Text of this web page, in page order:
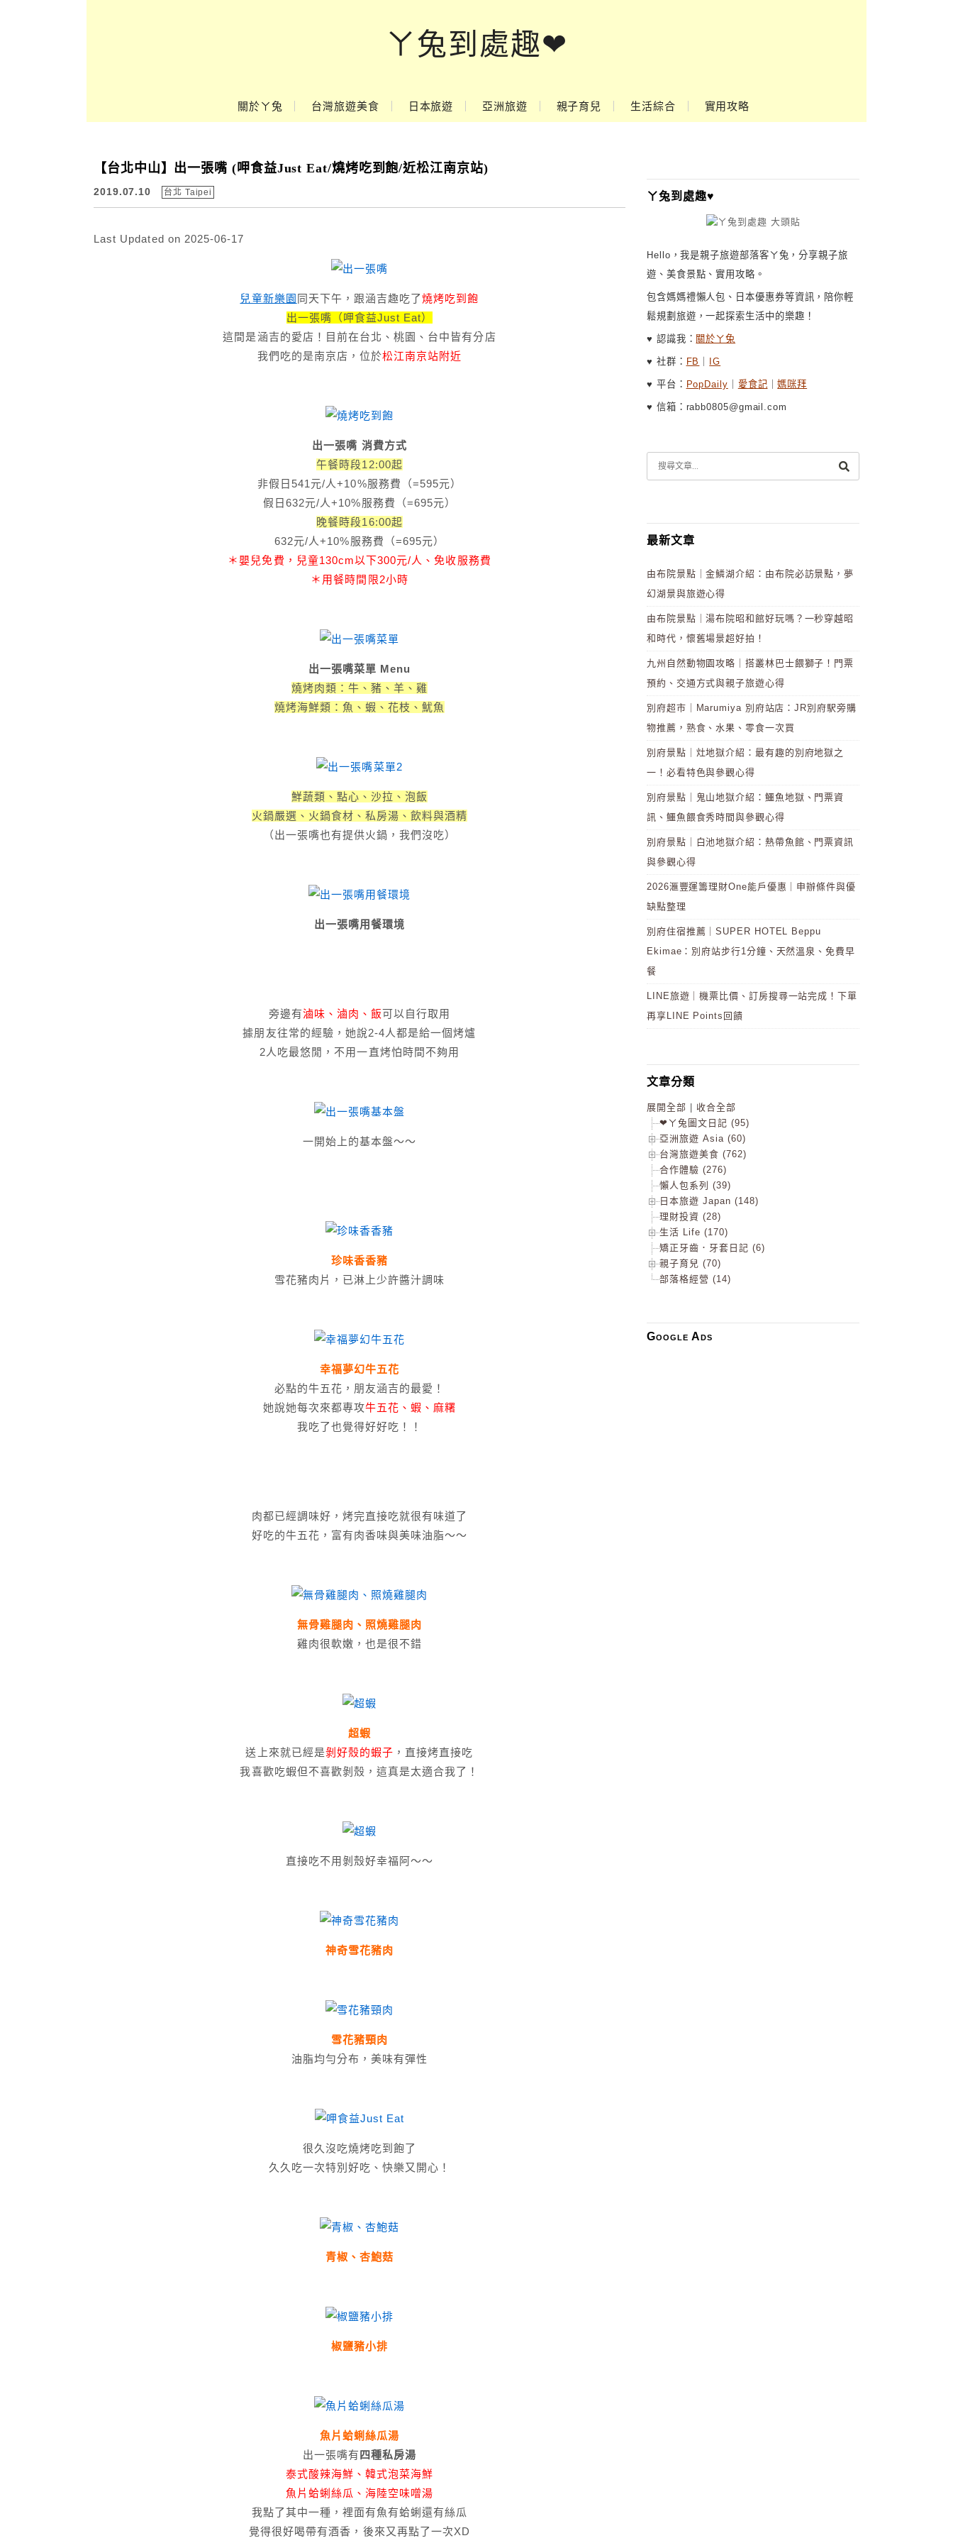
ㄚ兔到處趣❤
關於ㄚ兔 台灣旅遊美食 日本旅遊 亞洲旅遊 親子育兒 生活綜合 實用攻略
【台北中山】出一張嘴 (呷食益Just Eat/燒烤吃到飽/近松江南京站)
2019.07.10 台北 Taipei
Last Updated on 2025-06-17
兒童新樂園 同天下午，跟涵吉趣吃了燒烤吃到飽
出一張嘴（呷食益Just Eat）
這間是涵吉的愛店！目前在台北、桃園、台中皆有分店
我們吃的是南京店，位於松江南京站附近
出一張嘴 消費方式
午餐時段12:00起
非假日541元/人+10%服務費（=595元）
假日632元/人+10%服務費（=695元）
晚餐時段16:00起
632元/人+10%服務費（=695元）
＊嬰兒免費，兒童130cm以下300元/人、免收服務費
＊用餐時間限2小時
出一張嘴菜單 Menu
燒烤肉類：牛、豬、羊、雞
燒烤海鮮類：魚、蝦、花枝、魷魚
鮮蔬類、點心、沙拉、泡飯
火鍋嚴選、火鍋食材、私房湯、飲料與酒精
（出一張嘴也有提供火鍋，我們沒吃）
出一張嘴用餐環境
旁邊有滷味、滷肉、飯可以自行取用
據朋友往常的經驗，她說2-4人都是給一個烤爐
2人吃最悠閒，不用一直烤怕時間不夠用
一開始上的基本盤～～
珍味香香豬
雪花豬肉片，已淋上少許醬汁調味
幸福夢幻牛五花
必點的牛五花，朋友涵吉的最愛！
她說她每次來都專攻牛五花、蝦、麻糬
我吃了也覺得好好吃！！
肉都已經調味好，烤完直接吃就很有味道了
好吃的牛五花，富有肉香味與美味油脂～～
無骨雞腿肉、照燒雞腿肉
雞肉很軟嫩，也是很不錯
超蝦
送上來就已經是剝好殼的蝦子 ，直接烤直接吃
我喜歡吃蝦但不喜歡剝殼，這真是太適合我了！
直接吃不用剝殼好幸福阿～～
神奇雪花豬肉
雪花豬頸肉
油脂均勻分布，美味有彈性
很久沒吃燒烤吃到飽了
久久吃一次特別好吃、快樂又開心！
青椒、杏鮑菇
椒鹽豬小排
魚片蛤蜊絲瓜湯
出一張嘴有四種私房湯
泰式酸辣海鮮、韓式泡菜海鮮
魚片蛤蜊絲瓜、海陸空味噌湯
我點了其中一種，裡面有魚有蛤蜊還有絲瓜
覺得很好喝帶有酒香，後來又再點了一次XD
ㄚ兔到處趣♥
Hello，我是親子旅遊部落客ㄚ兔，分享親子旅
遊、美食景點、實用攻略。
包含媽媽禮懶人包、日本優惠券等資訊，陪你輕
鬆規劃旅遊，一起探索生活中的樂趣！
♥ 認識我： 關於ㄚ兔
♥ 社群： FB IG
♥ 平台： PopDaily 愛食記 ｜媽咪拜
♥ 信箱：rabb0805@gmail.com
最新文章
由布院景點｜金鱗湖介紹：由布院必訪景點，夢
幻湖景與旅遊心得
由布院景點｜湯布院昭和館好玩嗎？一秒穿越昭
和時代，懷舊場景超好拍！
九州自然動物園攻略｜搭叢林巴士餵獅子！門票
預約、交通方式與親子旅遊心得
別府超市｜Marumiya 別府站店：JR別府駅旁購
物推薦，熟食、水果、零食一次買
別府景點｜灶地獄介紹：最有趣的別府地獄之
一！必看特色與參觀心得
別府景點｜鬼山地獄介紹：鱷魚地獄、門票資
訊、鱷魚餵食秀時間與參觀心得
別府景點｜白池地獄介紹：熱帶魚館、門票資訊
與參觀心得
2026滙豐運籌理財One能戶優惠｜申辦條件與優
缺點整理
別府住宿推薦｜SUPER HOTEL Beppu
Ekimae：別府站步行1分鐘、天然溫泉、免費早
餐
LINE旅遊｜機票比價、訂房搜尋一站完成！下單
再享LINE Points回饋
文章分類
展開全部
收合全部
❤ㄚ兔圖文日記 (95)
亞洲旅遊 Asia (60)
台灣旅遊美食 (762)
合作體驗 (276)
懶人包系列 (39)
日本旅遊 Japan (148)
理財投資 (28)
生活 Life (170)
矯正牙齒．牙套日記 (6)
親子育兒 (70)
部落格經營 (14)
Google Ads